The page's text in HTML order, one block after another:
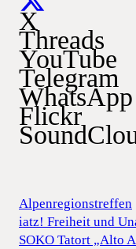
X
Threads
YouTube
Telegram
WhatsApp
Flickr
Alpenregionstreffen
iatz! Freiheit und
SOKO Tatort „Alto